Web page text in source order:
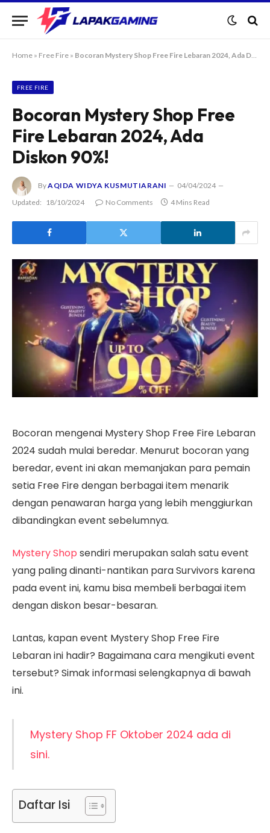
Home » Free Fire » Bocoran Mystery Shop Free Fire Lebaran 2024, Ada Diskon 90%!
FREE FIRE
Bocoran Mystery Shop Free
Fire Lebaran 2024, Ada
Diskon 90%!
ByAQIDA WIDYA KUSMUTIARANI
04/04/2024
Updated:
18/10/2024 No Comments 4 Mins Read
Bocoran mengenai Mystery Shop Free Fire Lebaran
2024 sudah mulai beredar. Menurut bocoran yang
beredar, event ini akan memanjakan para pemain
setia Free Fire dengan berbagai item menarik
dengan penawaran harga yang lebih menggiurkan
dibandingkan event sebelumnya.
Mystery Shop sendiri merupakan salah satu event
yang paling dinanti-nantikan para Survivors karena
pada event ini, kamu bisa membeli berbagai item
dengan diskon besar-besaran.
Lantas, kapan event Mystery Shop Free Fire
Lebaran ini hadir? Bagaimana cara mengikuti event
tersebut? Simak informasi selengkapnya di bawah
ini.
Mystery Shop FF Oktober 2024 ada di
sini.
Daftar Isi